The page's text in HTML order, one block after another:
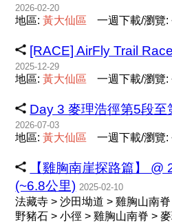
2026-02-20
地區:黃大仙區 一週下載/瀏覽:
[RACE] AirFly Trail
2025-12-29
地區:黃大仙區 一週下載/瀏覽:
Day 3 麥理浩徑第5段
2026-07-03
地區:黃大仙區 一週下載/瀏覽:
【雞胸南崖探路篇】
(~6.8公里) 2025-02-10
法藏寺 > 沙田坳道 > 雞胸山南
野豬石 > 小徑 > 雞胸山南脊 >